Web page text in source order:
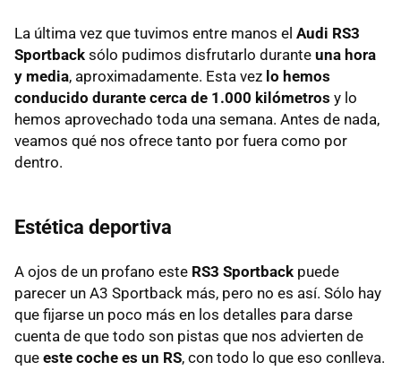
La última vez que tuvimos entre manos el Audi RS3
Sportback sólo pudimos disfrutarlo durante una hora
y media, aproximadamente. Esta vez lo hemos
conducido durante cerca de 1.000 kilómetros y lo
hemos aprovechado toda una semana. Antes de nada,
veamos qué nos ofrece tanto por fuera como por
dentro.
Estética deportiva
A ojos de un profano este RS3 Sportback puede
parecer un A3 Sportback más, pero no es así. Sólo hay
que fijarse un poco más en los detalles para darse
cuenta de que todo son pistas que nos advierten de
que este coche es un RS, con todo lo que eso conlleva.